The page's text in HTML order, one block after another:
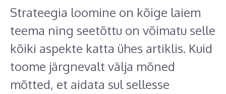
Strateegia loomine on kõige laiem
teema ning seetõttu on võimatu selle
kõiki aspekte katta ühes artiklis. Kuid
toome järgnevalt välja mõned
mõtted, et aidata sul sellesse